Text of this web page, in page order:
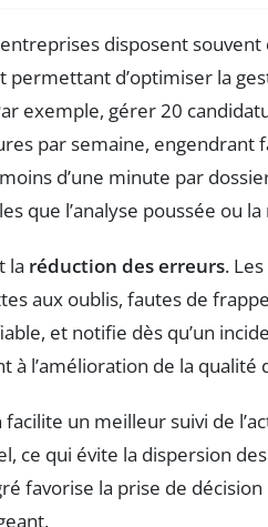
disposent
d’optimiser la
exemple, gérer 20
par semaine,
d’une minute par
que l’analyse poussée ou
la réduction des erreurs.
aux oublis, fautes de
et notifie dès qu’un
à l’amélioration de la
facilite un meilleur suivi de
ce qui évite la dispersion
favorise la prise de